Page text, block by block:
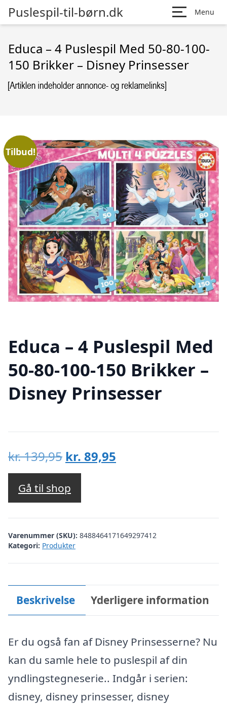
Puslespil-til-børn.dk Menu
Educa – 4 Puslespil Med 50-80-100-
150 Brikker – Disney Prinsesser
Tilbud!
Educa – 4 Puslespil Med
50-80-100-150 Brikker –
Disney Prinsesser
kr.139,95 Den
oprindelige
pris
var:
kr. 139,95.
kr. 89,95
kr. 89,95.
Gå til shop
Varenummer (SKU): 8488464171649297412
Kategori: Produkter
Beskrivelse Yderligere information
Er du også fan af Disney Prinsesserne? Nu
kan du samle hele to puslespil af din
yndlingstegneserie.. Indgår i serien:
disney, disney prinsesser, disney